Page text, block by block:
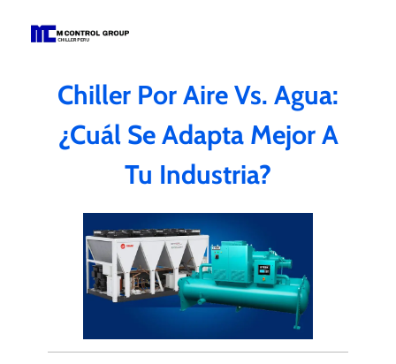
Chiller Por Aire Vs. Agua:
¿Cuál Se Adapta Mejor A
Tu Industria?